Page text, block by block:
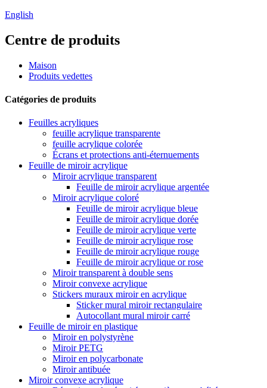
English
Centre de produits
Maison
Produits vedettes
Catégories de produits
Feuilles acryliques
feuille acrylique transparente
feuille acrylique colorée
Écrans et protections anti-éternuements
Feuille de miroir acrylique
Miroir acrylique transparent
Feuille de miroir acrylique argentée
Miroir acrylique coloré
Feuille de miroir acrylique bleue
Feuille de miroir acrylique dorée
Feuille de miroir acrylique verte
Feuille de miroir acrylique rose
Feuille de miroir acrylique rouge
Feuille de miroir acrylique or rose
Miroir transparent à double sens
Miroir convexe acrylique
Stickers muraux miroir en acrylique
Sticker mural miroir rectangulaire
Autocollant mural miroir carré
Feuille de miroir en plastique
Miroir en polystyrène
Miroir PETG
Miroir en polycarbonate
Miroir antibuée
Miroir convexe acrylique